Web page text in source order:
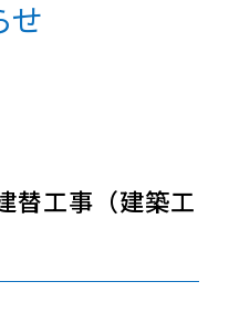
せ
替工事（建築工